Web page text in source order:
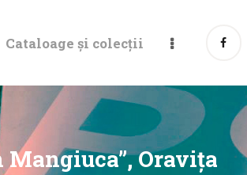
Cataloage și colecții
Mangiuca”, Oraviţa